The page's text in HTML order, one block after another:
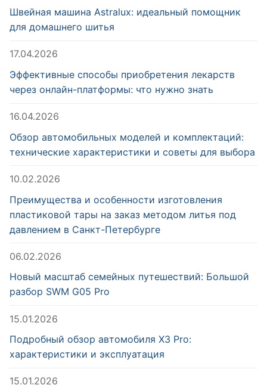
Швейная машина Astralux: идеальный помощник
для домашнего шитья
17.04.2026
Эффективные способы приобретения лекарств
через онлайн-платформы: что нужно знать
16.04.2026
Обзор автомобильных моделей и комплектаций:
технические характеристики и советы для выбора
10.02.2026
Преимущества и особенности изготовления
пластиковой тары на заказ методом литья под
давлением в Санкт-Петербурге
06.02.2026
Новый масштаб семейных путешествий: Большой
разбор SWM G05 Pro
15.01.2026
Подробный обзор автомобиля X3 Pro:
характеристики и эксплуатация
15.01.2026